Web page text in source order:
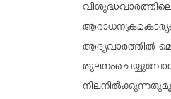
ആദ്യവാരത്തിൽ